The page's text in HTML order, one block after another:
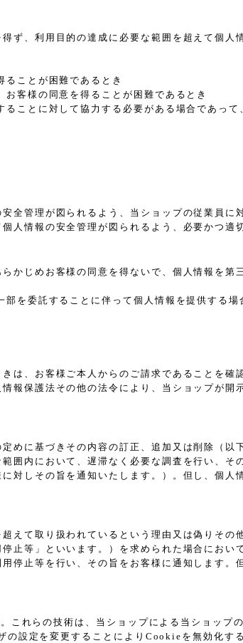
ず、利用目的の達成に必要な範囲を超えて個人
ることが困難であるとき
客様の同意を得ることが困難であるとき
ことに対して協力する必要がある場合であっ
管理が図られるよう、当ショップの従業員に
人情報の安全管理が図られるよう、必要かつ適
かじめお客様の同意を得ないで、個人情報を第
を委託することに伴って個人情報を提供する場
は、お客様ご本人からのご請求であることを確
報保護法その他の法令により、当ショップが開
めに基づきその内容の訂正、追加又は削除（以
囲内において、遅滞なく必要な調査を行い、そ
しその旨を通知いたします。）。但し、個人
えて取り扱われているという理由又は偽りその
止等」といいます。）を求められた場合におい
停止等を行い、その旨をお客様に通知します。
れらの技術は、当ショップによる当ショップ
設定を変更することによりCookieを無効化す